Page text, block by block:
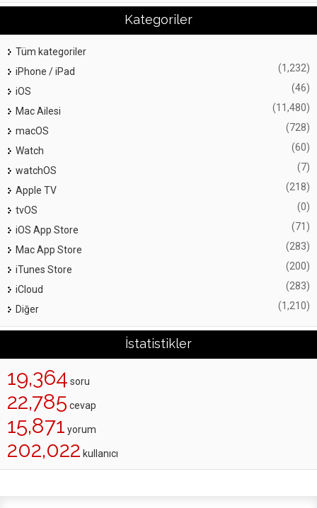
Kategoriler
Tüm kategoriler
iPhone / iPad
(1,232)
iOS (46)
Mac Ailesi (11,480)
macOS (728)
Watch (60)
watchOS (7)
Apple TV (218)
tvOS (0)
iOS App Store (71)
Mac App Store (283)
iTunes Store (200)
iCloud (283)
Diğer (1,210)
İstatistikler
19,364 soru
22,785 cevap
15,871 yorum
202,022 kullanıcı